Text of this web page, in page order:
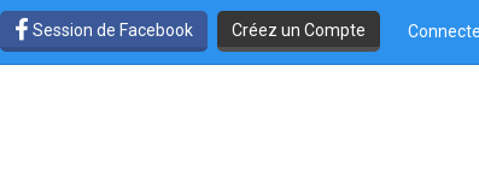
Session de Facebook Créez un Compte